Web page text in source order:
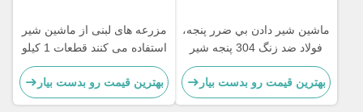
ماشين شير دادن بي ضرر پنجه،
فولاد ضد زنگ 304 پنجه شير
دادن بز
بهترین قیمت رو بدست بیار
مزرعه های لبنی از ماشین شیر
استفاده می کنند قطعات 1 کیلو
350 سی سی
بهترین قیمت رو بدست بیار